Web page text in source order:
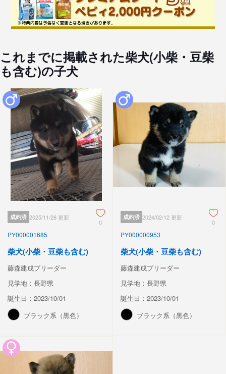
これまでに掲載された柴犬(小柴・豆柴
も含む)の子犬
成約済 2025/11/28 更新
0
PY000001685
柴犬(小柴・豆柴も含む)
藤森建成ブリーダー
見学地：長野県
誕生日：2023/10/01
ブラック系（黒色）
成約済 2024/02/12 更新
0
PY000000953
柴犬(小柴・豆柴も含む)
藤森建成ブリーダー
見学地：長野県
誕生日：2023/10/01
ブラック系（黒色）